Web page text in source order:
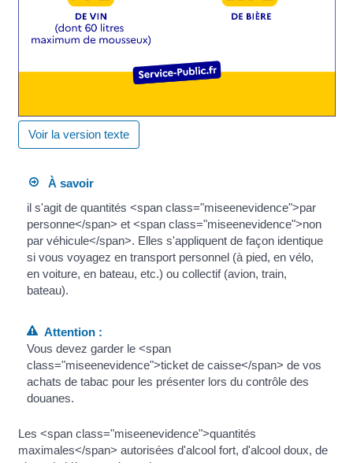
Voir la version texte
À savoir
il s'agit de quantités <span class="miseenevidence">par
personne</span> et <span class="miseenevidence">non
par véhicule</span>. Elles s'appliquent de façon identique
si vous voyagez en transport personnel (à pied, en vélo,
en voiture, en bateau, etc.) ou collectif (avion, train,
bateau).
Attention :
Vous devez garder le <span
class="miseenevidence">ticket de caisse</span> de vos
achats de tabac pour les présenter lors du contrôle des
douanes.
Les <span class="miseenevidence">quantités
maximales</span> autorisées d'alcool fort, d'alcool doux, de